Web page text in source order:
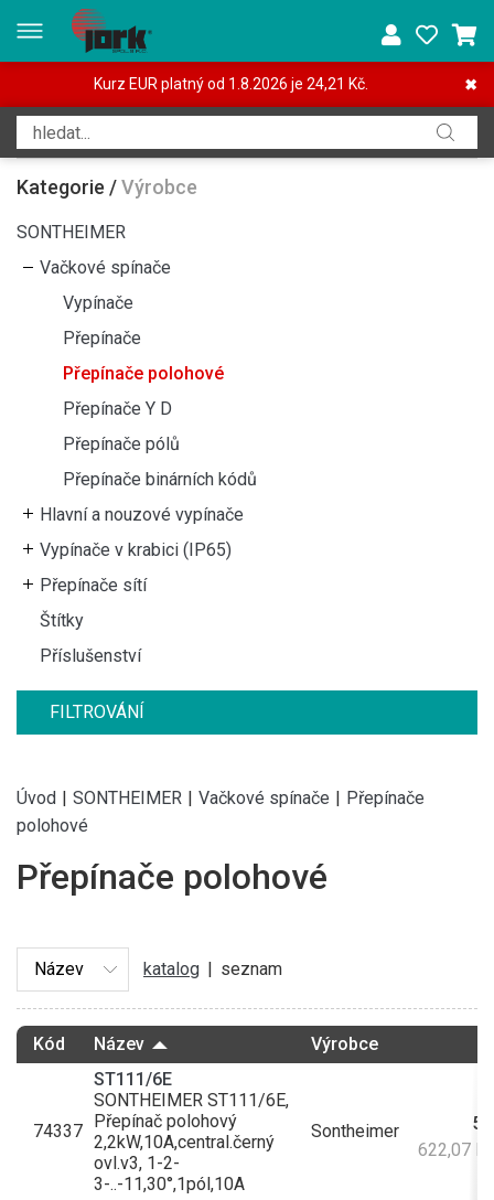
✖
Kurz EUR platný od 1.8.2026 je 24,21 Kč.
Kategorie /Výrobce
SONTHEIMER
Vačkové spínače
Vypínače
Přepínače
Přepínače polohové
Přepínače Y D
Přepínače pólů
Přepínače binárních kódů
Hlavní a nouzové vypínače
Vypínače v krabici (IP65)
Přepínače sítí
Štítky
Příslušenství
FILTROVÁNÍ
Úvod | SONTHEIMER | Vačkové spínače | Přepínače
polohové
Přepínače polohové
katalog | seznam
Kód Název Výrobce
74337
ST111/6E
SONTHEIMER ST111/6E,
Přepínač polohový
2,2kW,10A,central.černý
ovl.v3, 1-2-
3-..-11,30°,1pól,10A
Sontheimer
622,07